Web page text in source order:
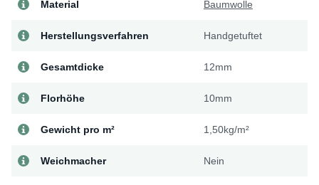
Material Baumwolle
Herstellungsverfahren Handgetuftet
Gesamtdicke 12mm
Florhöhe 10mm
Gewicht pro m² 1,50kg/m²
Weichmacher Nein